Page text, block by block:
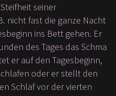
seiner
nicht fast die ganze Nacht
ins Bett gehen. Er
des Tages das Schma
er auf den Tagesbeginn,
oder er stellt den
Schlaf vor der vierten